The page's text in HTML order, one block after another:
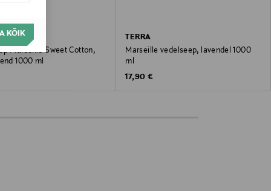
KÕIK
Marseille Sweet Cotton,
1000 ml
TERRA
Marseille vedelseep, lavendel 1000
ml
Original Price
17,90 €